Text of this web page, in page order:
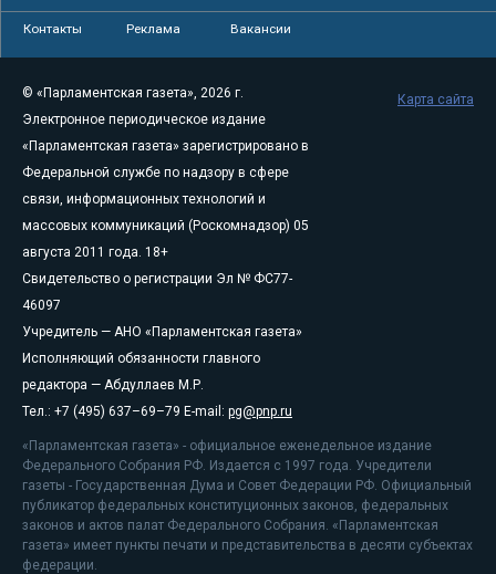
Контакты Реклама Вакансии
© «Парламентская газета», 2026 г.
Электронное периодическое издание
«Парламентская газета» зарегистрировано в
Федеральной службе по надзору в сфере
связи, информационных технологий и
массовых коммуникаций (Роскомнадзор) 05
августа 2011 года. 18+
Свидетельство о регистрации Эл № ФС77-
46097
Учредитель — АНО «Парламентская газета»
Исполняющий обязанности главного
редактора — Абдуллаев М.Р.
Тел.: +7 (495) 637–69–79 E-mail: pg@pnp.ru
«Парламентская газета» - официальное еженедельное издание
Федерального Собрания РФ. Издается с 1997 года. Учредители
газеты - Государственная Дума и Совет Федерации РФ. Официальный
публикатор федеральных конституционных законов, федеральных
законов и актов палат Федерального Собрания. «Парламентская
газета» имеет пункты печати и представительства в десяти субъектах
федерации.
Карта сайта